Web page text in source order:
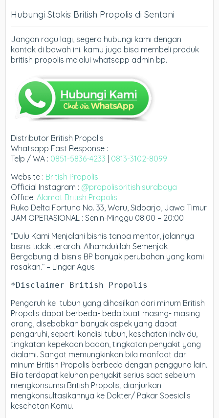
Hubungi Stokis British Propolis di Sentani
Jangan ragu lagi, segera hubungi kami dengan
kontak di bawah ini. kamu juga bisa membeli produk
british propolis melalui whatsapp admin bp.
Distributor British Propolis
Whatsapp Fast Response :
Telp / WA : 0851-5836-4233 | 0813-3102-8099
Website : British Propolis
Official Instagram : @propolisbritish.surabaya
Office:Alamat British Propolis
Ruko Delta Fortuna No. 33, Waru, Sidoarjo, Jawa Timur
JAM OPERASIONAL : Senin-Minggu 08:00 – 20:00
“Dulu Kami Menjalani bisnis tanpa mentor, jalannya
bisnis tidak terarah. Alhamdulillah Semenjak
Bergabung di bisnis BP banyak perubahan yang kami
rasakan.” – Lingar Agus
*Disclaimer British Propolis
Pengaruh ke tubuh yang dihasilkan dari minum British
Propolis dapat berbeda- beda buat masing- masing
orang, disebabkan banyak aspek yang dapat
pengaruhi, seperti kondisi tubuh, kesehatan individu,
tingkatan kepekaan badan, tingkatan penyakit yang
dialami. Sangat memungkinkan bila manfaat dari
minum British Propolis berbeda dengan pengguna lain.
Bila terdapat keluhan penyakit serius saat sebelum
mengkonsumsi British Propolis, dianjurkan
mengkonsultasikannya ke Dokter/ Pakar Spesialis
kesehatan Kamu.